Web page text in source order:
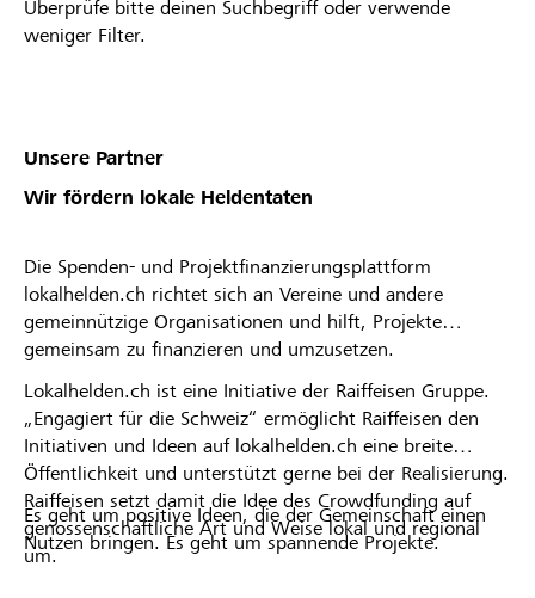
Überprüfe bitte deinen Suchbegriff oder verwende
weniger Filter.
Unsere Partner
Wir fördern lokale Heldentaten
Die Spenden- und Projektfinanzierungsplattform
lokalhelden.ch richtet sich an Vereine und andere
gemeinnützige Organisationen und hilft, Projekte
gemeinsam zu finanzieren und umzusetzen.
Lokalhelden.ch ist eine Initiative der Raiffeisen Gruppe.
„Engagiert für die Schweiz“ ermöglicht Raiffeisen den
Initiativen und Ideen auf lokalhelden.ch eine breite
Öffentlichkeit und unterstützt gerne bei der Realisierung.
Raiffeisen setzt damit die Idee des Crowdfunding auf
genossenschaftliche Art und Weise lokal und regional
um.
Es geht um positive Ideen, die der Gemeinschaft einen
Nutzen bringen. Es geht um spannende Projekte.